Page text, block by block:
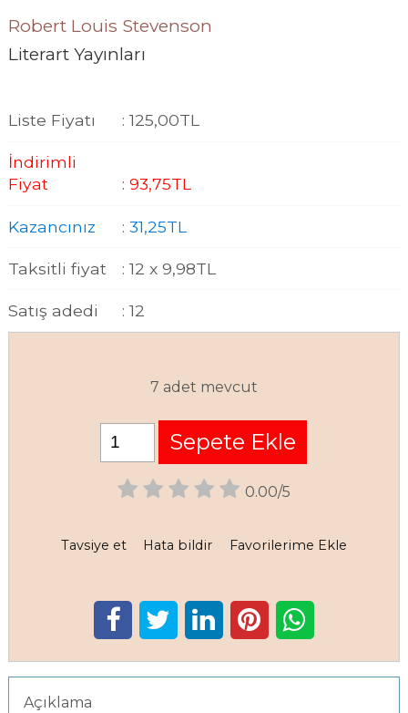
Robert Louis Stevenson
Literart Yayınları
Liste Fiyatı : 125,00TL
İndirimli
Fiyat
: 93,75TL
Kazancınız : 31,25TL
Taksitli fiyat : 12 x 9,98TL
Satış adedi : 12
7 adet mevcut
Sepete Ekle
0.00/5
Tavsiye et Hata bildir Favorilerime Ekle
Açıklama